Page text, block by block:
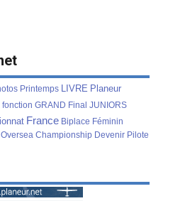
Printemps LIVRE Planeur
fonction GRAND Final JUNIORS
France Biplace Féminin
Oversea Championship Devenir Pilote